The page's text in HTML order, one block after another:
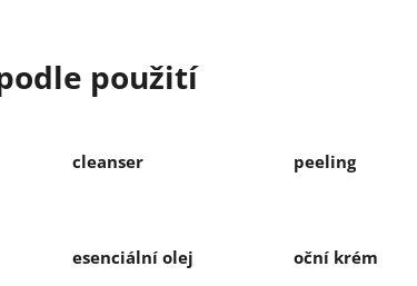
použití
cleanser peeling
esenciální olej oční krém